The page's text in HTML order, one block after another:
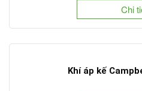
Chi
Khí áp kế